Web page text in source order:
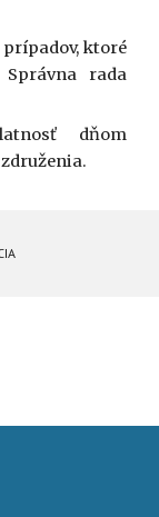
ktoré
rada
dňom